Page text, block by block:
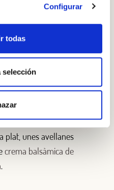
Configurar
todas
selección
(pelats i sense pinyol) i
i serveix-la amb
plat, unes avellanes
crema balsàmica de
.